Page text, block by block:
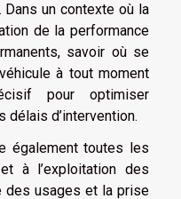
un contexte où la
de la performance
savoir où se
à tout moment
pour optimiser
délais d’intervention.
également toutes les
à l’exploitation des
des usages et la prise